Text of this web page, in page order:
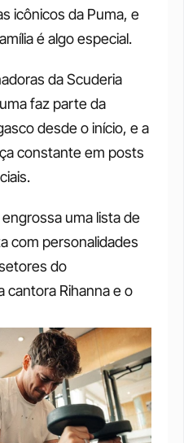
icônicos da Puma, e
é algo especial.
da Scuderia
faz parte da
desde o início, e a
constante em posts
uma lista de
com personalidades
do
Rihanna e o